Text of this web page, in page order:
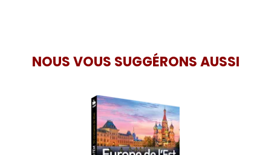
NOUS VOUS SUGGÉRONS AUSSI